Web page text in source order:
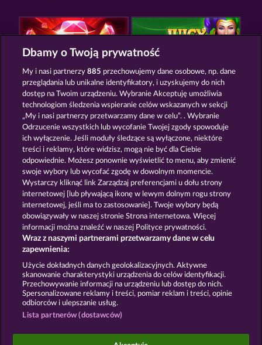
5 EMBER WILDS JUICY JESTER
EGYPTIAN MOON PIGGY KINGS
Zasady i warunki Polityka prywatności
Nota prawna Firma FAQ Facebook
Prześlij wniosek o wypłatę
Gry społecznościowe mają przeznaczenie czysto
Dbamy o Twoją prywatność
My i nasi partnerzy885 przechowujemy dane osobowe, np. dane
przeglądania lub unikalne identyfikatory, i uzyskujemy do nich
dostęp na Twoim urządzeniu. Wybranie Akceptuję umożliwia
technologiom śledzenia wspieranie celów wskazanych w sekcji
„My i nasi partnerzy przetwarzamy dane w celu”. . Wybranie
Odrzucenie wszystkich lub wycofanie Twojej zgody spowoduje
ich wyłączenie. Jeśli moduły śledzące są wyłączone, niektóre
treści i reklamy, które widzisz, mogą nie być dla Ciebie
odpowiednie. Możesz ponownie wyświetlić to menu, aby zmienić
swoje wybory lub wycofać zgodę w dowolnym momencie.
Wystarczy kliknąć link Zarządzaj preferencjami u dołu strony
internetowej [lub pływającą ikonę w lewym dolnym rogu strony
internetowej, jeśli ma to zastosowanie]. Twoje wybory będą
obowiązywały w naszej stronie Strona internetowa. Więcej
informacji można znaleźć w naszej Polityce prywatności.
Wraz z naszymi partnerami przetwarzamy dane w celu
zapewnienia:
Użycie dokładnych danych geolokalizacyjnych. Aktywne
skanowanie charakterystyki urządzenia do celów identyfikacji.
Przechowywanie informacji na urządzeniu lub dostęp do nich.
Spersonalizowane reklamy i treści, pomiar reklam i treści, opinie
odbiorców i ulepszanie usług.
Lista partnerów (dostawców)